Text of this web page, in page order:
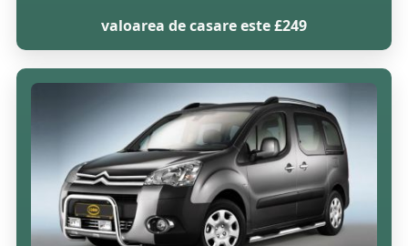
valoarea de casare este £249